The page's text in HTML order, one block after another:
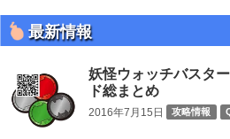
最新情報
妖怪ウォッチバスタ
ド総まとめ
2016年7月15日 攻略情報